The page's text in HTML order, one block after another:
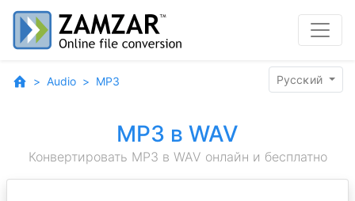
Audio MP3 Pyccĸий
MP3 в WAV
Конвертировать MP3 в WAV онлайн и бесплатно